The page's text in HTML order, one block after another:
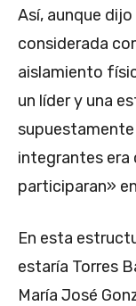
Así, aunque
considerada
aislamiento
un líder y una
supuestamente
integrantes era
participaran»
En esta
estaría Torres
María José